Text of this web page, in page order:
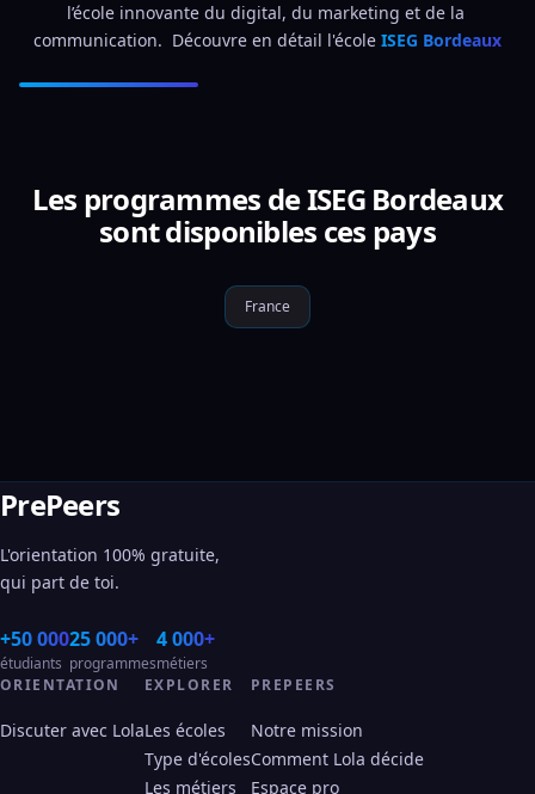
l’école innovante du digital, du marketing et de la
communication.  Découvre en détail l'école ISEG Bordeaux
Les programmes de ISEG Bordeaux
sont disponibles ces pays
France
PrePeers
L'orientation 100% gratuite,
qui part de toi.
+50 000
étudiants
25 000+
programmes
4 000+
métiers
ORIENTATION
Discuter avec Lola
EXPLORER
Les écoles
Type d'écoles
Les métiers
PREPEERS
Notre mission
Comment Lola décide
Espace pro